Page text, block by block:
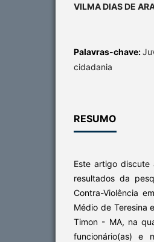
VILMA DIAS DE
Palavras-chave:
cidadania
RESUMO
Este artigo discute
resultados da
Contra-Violência
Médio de Teresina
Timon - MA, na
funcionário(as) e